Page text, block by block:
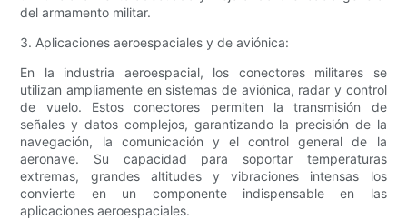
del armamento militar.
3. Aplicaciones aeroespaciales y de aviónica:
En la industria aeroespacial, los conectores militares se
utilizan ampliamente en sistemas de aviónica, radar y control
de vuelo. Estos conectores permiten la transmisión de
señales y datos complejos, garantizando la precisión de la
navegación, la comunicación y el control general de la
aeronave. Su capacidad para soportar temperaturas
extremas, grandes altitudes y vibraciones intensas los
convierte en un componente indispensable en las
aplicaciones aeroespaciales.